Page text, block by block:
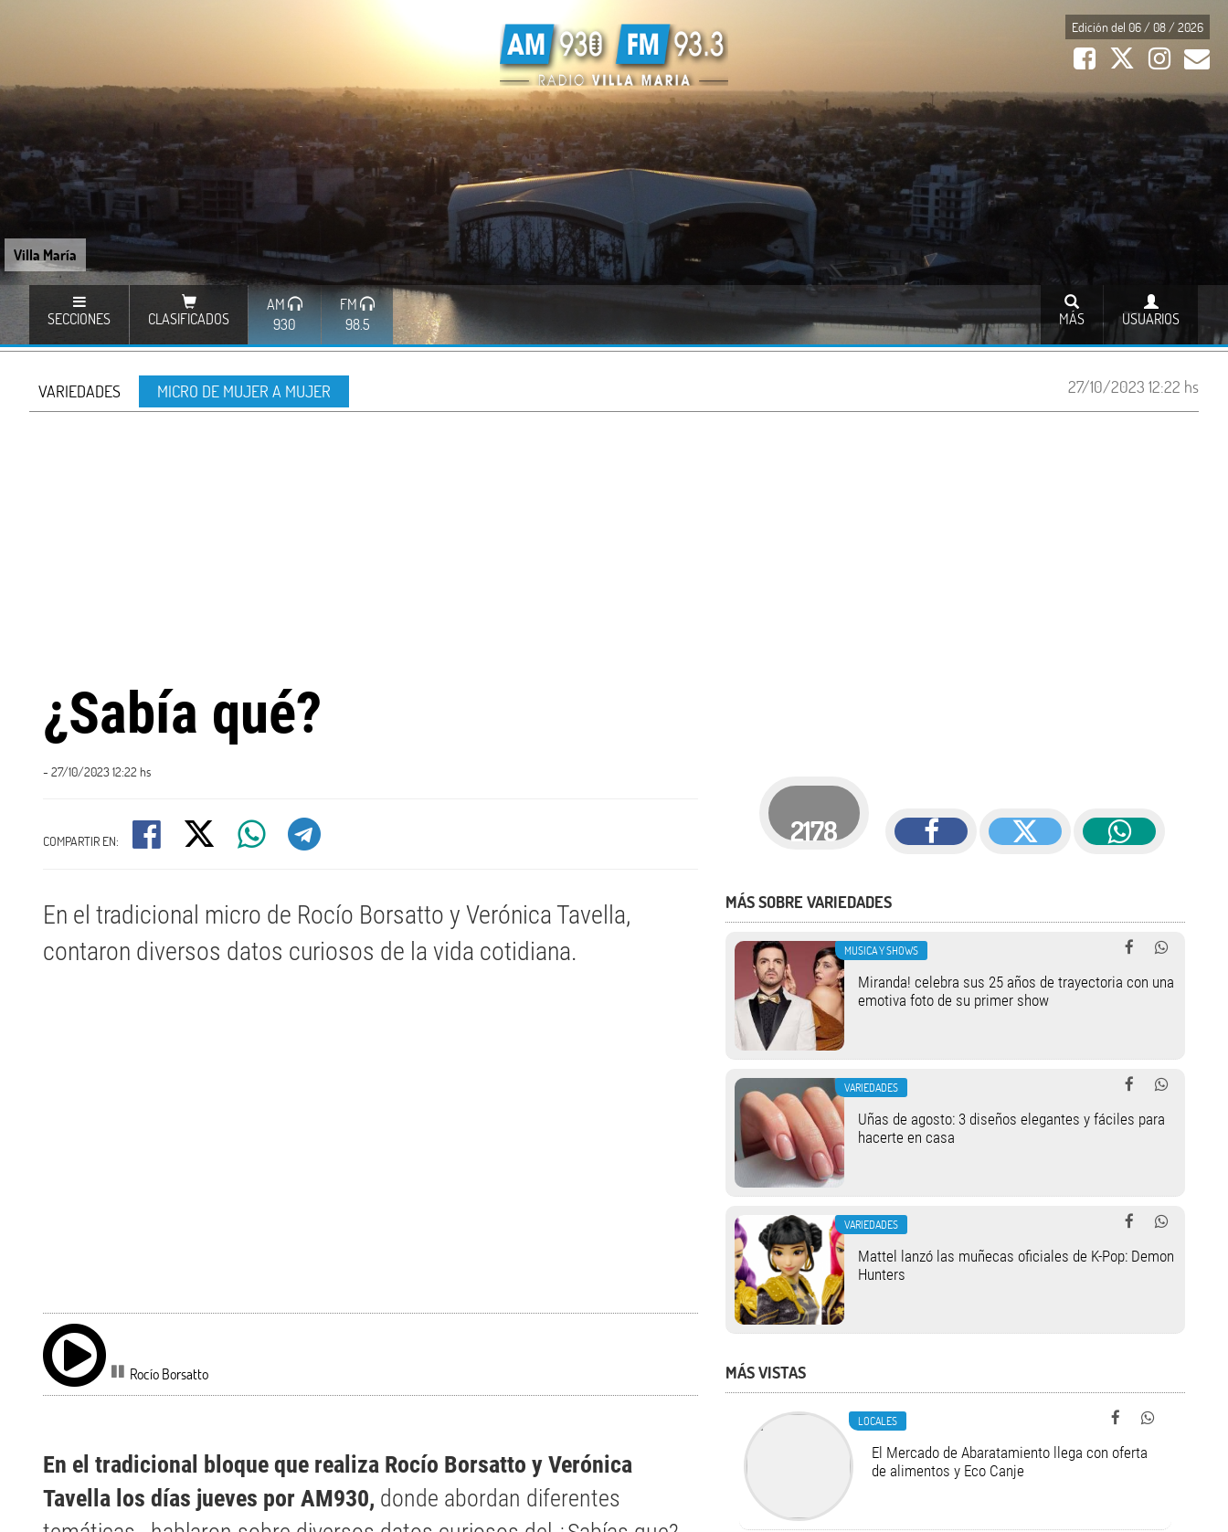
Villa María
Edición del 06 / 08 / 2026
SECCIONES CLASIFICADOS
AM
930
FM
98.5
USUARIOS
MÁS
27/10/2023 12:22 hs
VARIEDADES MICRO DE MUJER A MUJER
¿Sabía qué?
- 27/10/2023 12:22 hs
COMPARTIR EN:
En el tradicional micro de Rocío Borsatto y Verónica Tavella,
contaron diversos datos curiosos de la vida cotidiana.
Rocío Borsatto
En el tradicional bloque que realiza Rocío Borsatto y Verónica
Tavella los días jueves por AM930, donde abordan diferentes
2178
MÁS SOBRE VARIEDADES
MUSICA Y SHOWS
Miranda! celebra sus 25 años de trayectoria con una
emotiva foto de su primer show
VARIEDADES
Uñas de agosto: 3 diseños elegantes y fáciles para
hacerte en casa
VARIEDADES
Mattel lanzó las muñecas oficiales de K-Pop: Demon
Hunters
MÁS VISTAS
LOCALES
El Mercado de Abaratamiento llega con oferta
de alimentos y Eco Canje